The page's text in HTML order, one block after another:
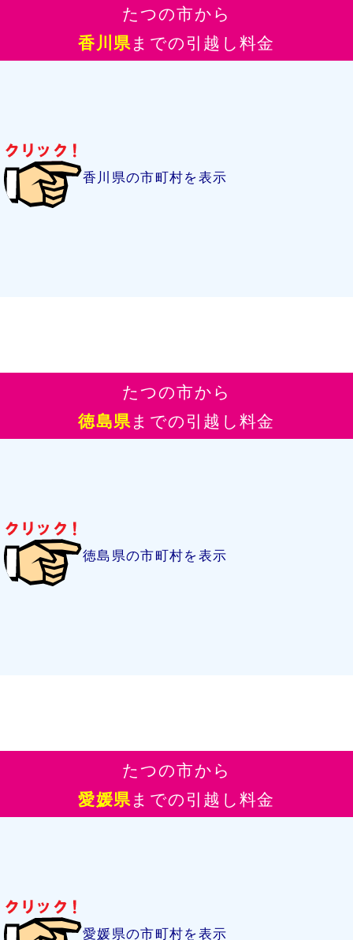
たつの市から
香川県までの引越し料金
香川県の市町村を表示
たつの市から
徳島県までの引越し料金
徳島県の市町村を表示
たつの市から
愛媛県までの引越し料金
愛媛県の市町村を表示